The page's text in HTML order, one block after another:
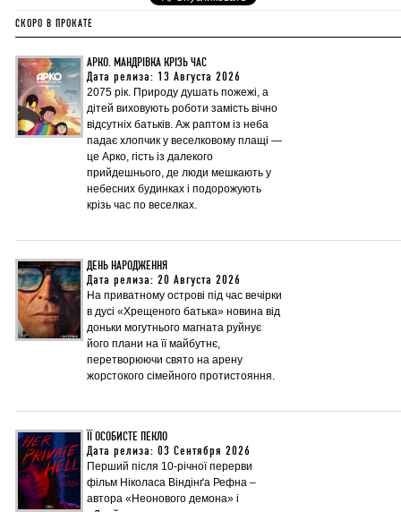
СКОРО В ПРОКАТЕ
АРКО. МАНДРІВКА КРІЗЬ ЧАС
Дата релиза: 13 Августа 2026
2075 рік. Природу душать пожежі, а
дітей виховують роботи замість вічно
відсутніх батьків. Аж раптом із неба
падає хлопчик у веселковому плащі —
це Арко, гість із далекого
прийдешнього, де люди мешкають у
небесних будинках і подорожують
крізь час по веселках.
ДЕНЬ НАРОДЖЕННЯ
Дата релиза: 20 Августа 2026
На приватному острові під час вечірки
в дусі «Хрещеного батька» новина від
доньки могутнього магната руйнує
його плани на її майбутнє,
перетворюючи свято на арену
жорстокого сімейного протистояння.
ЇЇ ОСОБИСТЕ ПЕКЛО
Дата релиза: 03 Сентября 2026
Перший після 10-річної перерви
фільм Ніколаса Віндінґа Рефна –
автора «Неонового демона» і